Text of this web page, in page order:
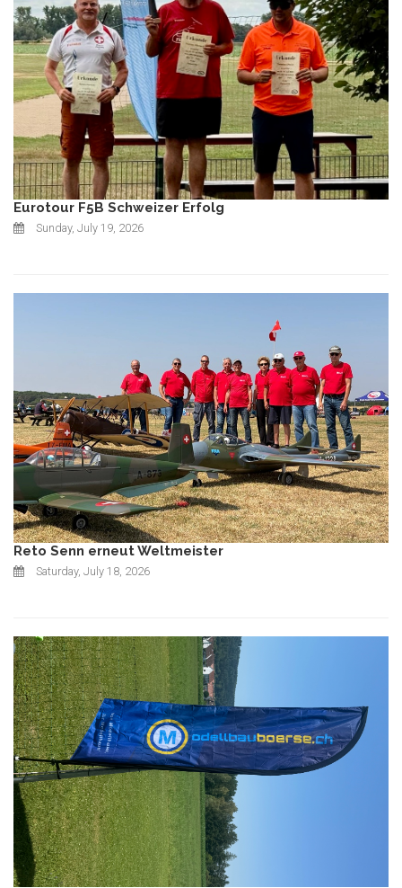
Eurotour F5B Schweizer Erfolg
Sunday, July 19, 2026
Reto Senn erneut Weltmeister
Saturday, July 18, 2026